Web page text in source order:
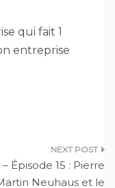
qui fait 1
entreprise
– Épisode 15 : Pierre
Neuhaus et le